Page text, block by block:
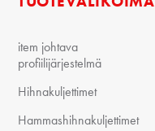
item johtava
profiilijärjestelmä
Hihnakuljettimet
Hammashihnakuljettimet